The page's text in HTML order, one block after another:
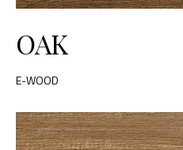
OAK
E-WOOD